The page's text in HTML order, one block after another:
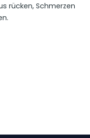
rücken, Schmerzen